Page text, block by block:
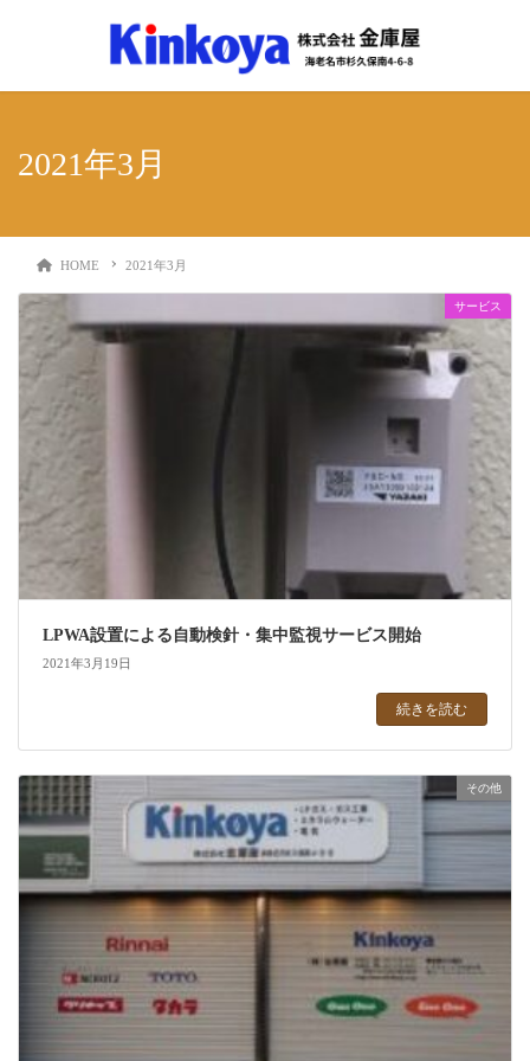
2021年3月
HOME 2021年3月
サービス
LPWA設置による自動検針・集中監視サービス開始
2021年3月19日
続きを読む
その他